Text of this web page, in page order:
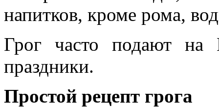
напитков, кроме рома,
Грог часто подают
праздники.
Простой рецепт грога